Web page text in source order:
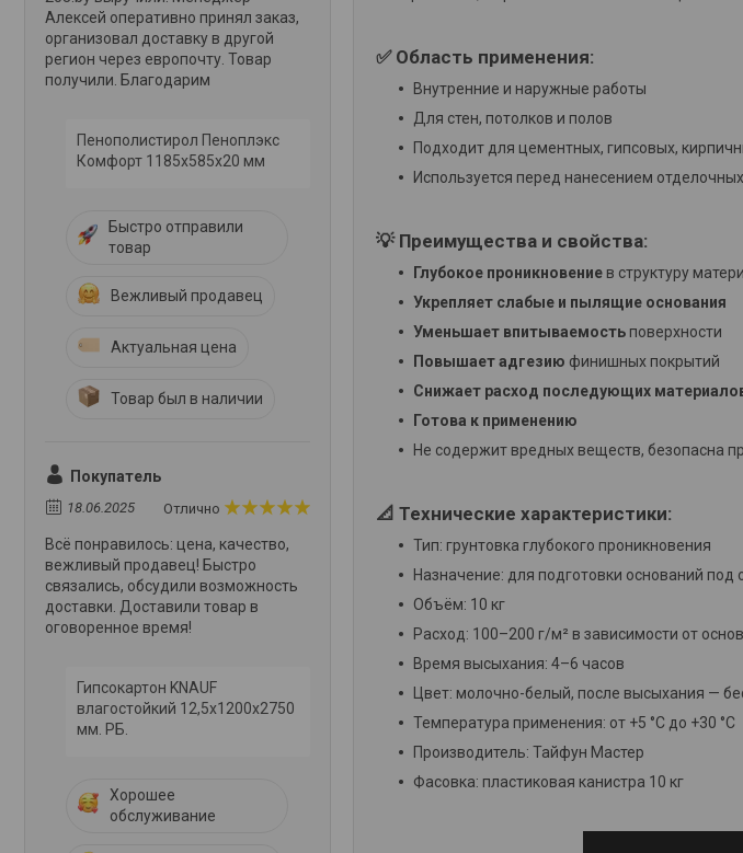
✅ Область применения:
Внутренние и наружные работы
Для стен, потолков и полов
Подходит для цементных, гипсовых,
Используется перед нанесением
💡 Преимущества и свойства:
Глубокое проникновение в структуру
Укрепляет слабые и пылящие основания
Уменьшает впитываемость поверхности
Повышает адгезию финишных покрытий
Снижает расход последующих
Готова к применению
Не содержит вредных веществ, безопасна
📐 Технические характеристики:
Тип: грунтовка глубокого проникновения
Назначение: для подготовки оснований под
Объём: 10 кг
Расход: 100–200 г/м² в зависимости от
Время высыхания: 4–6 часов
Цвет: молочно-белый, после высыхания —
Температура применения: от +5 °C до +30 °C
Производитель: Тайфун Мастер
Фасовка: пластиковая канистра 10 кг
Алексей оперативно принял заказ,
организовал доставку в другой
регион через европочту. Товар
получили. Благодарим
Пенополистирол Пеноплэкс
Комфорт 1185х585х20 мм
Быстро отправили
товар
Вежливый продавец
Актуальная цена
Товар был в наличии
Покупатель
18.06.2025 Отлично
Всё понравилось: цена, качество,
вежливый продавец! Быстро
связались, обсудили возможность
доставки. Доставили товар в
оговоренное время!
Гипсокартон KNAUF
влагостойкий 12,5х1200х2750
мм. РБ.
Хорошее
обслуживание